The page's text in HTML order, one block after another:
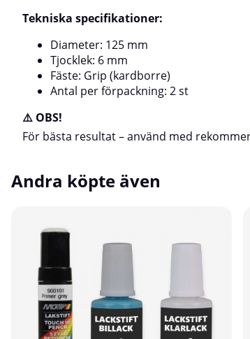
Tekniska specifikationer:
Diameter: 125 mm
Tjocklek: 6 mm
Fäste: Grip (kardborre)
Antal per förpackning: 2 st
⚠️ OBS!
För bästa resultat – använd med
Andra köpte även